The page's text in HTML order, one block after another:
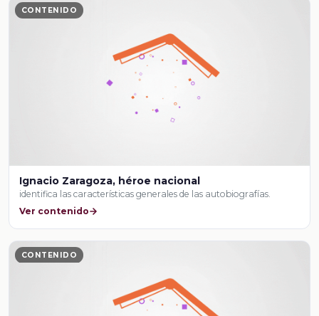
CONTENIDO
Ignacio Zaragoza, héroe nacional
identifica las características generales de las autobiografías.
Ver contenido
CONTENIDO